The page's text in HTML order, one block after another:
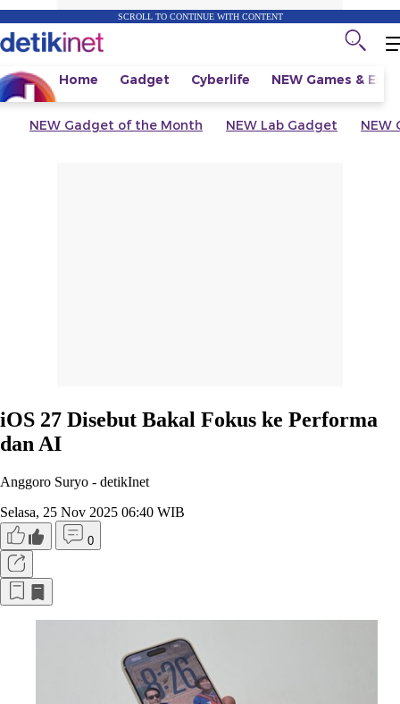
SCROLL TO CONTINUE WITH CONTENT
Home Gadget Cyberlife NEW Games &
NEW Gadget of the Month NEW Lab Gadget NEW
iOS 27 Disebut Bakal Fokus ke Performa
dan AI
Anggoro Suryo - detikInet
Selasa, 25 Nov 2025 06:40 WIB
0